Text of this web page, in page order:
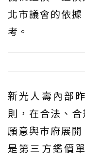
北市議會的依
考。
新光人壽內部
則，在合法、
願意與市府展
是第三方鑑價